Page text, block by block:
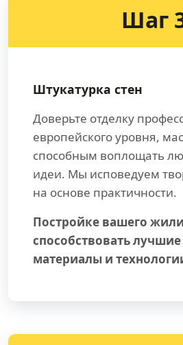
Шаг
Штукатурка стен
Доверьте отделку
европейского уровня,
способным воплощать
идеи. Мы исповедуем
на основе практичности.
Постройке вашего
способствовать
материалы и